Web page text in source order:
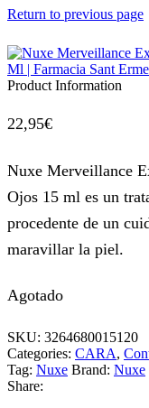
Return to previous page
Product Information
22,95€
Nuxe Merveillance
Ojos 15 ml es un
procedente de un
maravillar la piel.
Agotado
SKU: 3264680015120
Categories: CARA,
Tag: Nuxe Brand: Nuxe
Share: